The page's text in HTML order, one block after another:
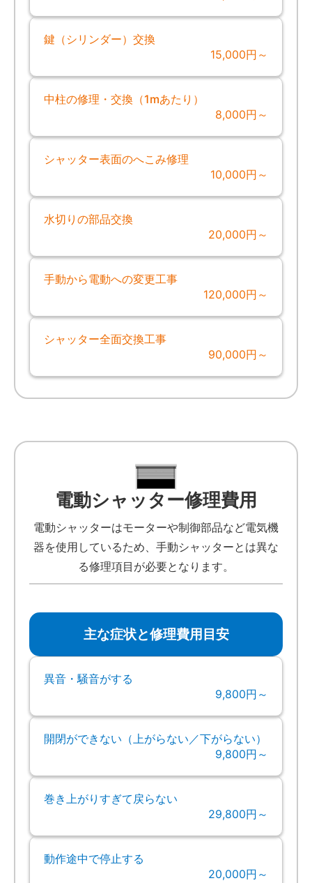
鍵（シリンダー）交換
15,000円～
中柱の修理・交換（1mあたり）
8,000円～
シャッター表面のへこみ修理
10,000円～
水切りの部品交換
20,000円～
手動から電動への変更工事
120,000円～
シャッター全面交換工事
90,000円～
電動シャッター修理費用
電動シャッターはモーターや制御部品など電気機
器を使用しているため、手動シャッターとは異な
る修理項目が必要となります。
主な症状と修理費用目安
異音・騒音がする
9,800円～
開閉ができない（上がらない／下がらない）
9,800円～
巻き上がりすぎて戻らない
29,800円～
動作途中で停止する
20,000円～